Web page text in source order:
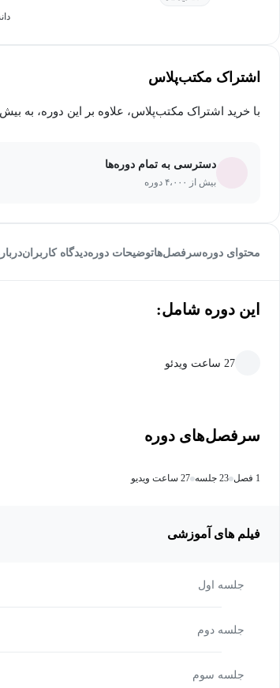
اشتراک مکتب‌پلاس
با خرید اشتراک مکتب‌پلاس، علاوه بر این دوره، به بیش از ۴،۰۰۰ دوره دیگر دسترسی خواهید
دسترسی به تمام دوره‌ها
بیش از ۴،۰۰۰ دوره
محتوای دورهسرفصل‌هاتوضیحات دورهدیدگاه کاربران
این دوره شامل:
27 ساعت ویدئو
سرفصل‌های دوره
1 فصل 23 جلسه 27 ساعت ویدیو
فیلم های آموزشی
جلسه اول
جلسه دوم
جلسه سوم